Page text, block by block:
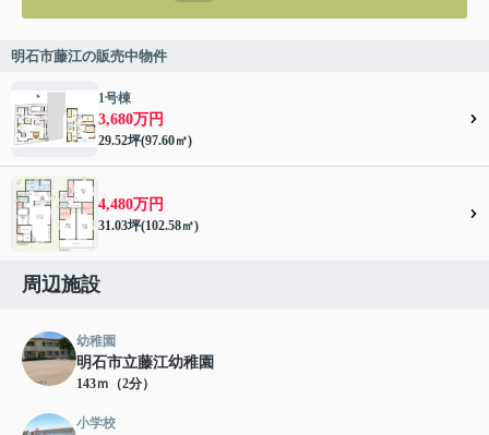
明石市藤江の販売中物件
1号棟
3,680万円
29.52坪(97.60㎡)
4,480万円
31.03坪(102.58㎡)
周辺施設
幼稚園
明石市立藤江幼稚園
143ｍ（2分）
小学校